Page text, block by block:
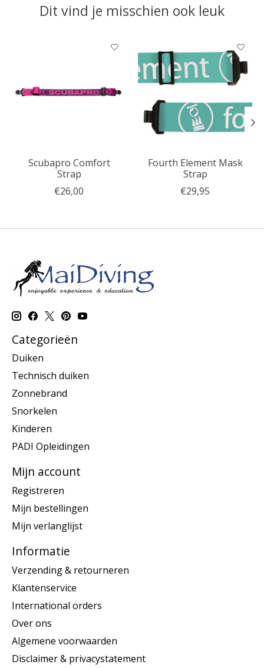
Dit vind je misschien ook leuk
Items van productcarrousel
Scubapro Comfort
Strap
€26,00
Fourth Element Mask
Strap
€29,95
Categorieën
Duiken
Technisch duiken
Zonnebrand
Snorkelen
Kinderen
PADI Opleidingen
Mijn account
Registreren
Mijn bestellingen
Mijn verlanglijst
Informatie
Verzending & retourneren
Klantenservice
International orders
Over ons
Algemene voorwaarden
Disclaimer & privacystatement